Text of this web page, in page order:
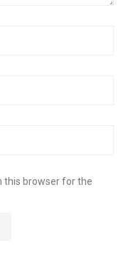
this browser for the